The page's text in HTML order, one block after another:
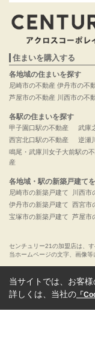
住まいを購入する
各地域の住まいを探す
尼崎市の不動産
芦屋市の不動産
伊丹市の不
川西市の不
各駅の住まいを探す
甲子園口駅の不動産
西宮北口駅の不動産
武庫
逆瀬
鳴尾・武庫川女子大前駅の
産
各地域・駅の新築戸建て
尼崎市の新築戸建て
伊丹市の新築戸建て
宝塚市の新築戸建て
川西
西宮市
芦屋市
センチュリー21の加盟店は、す
当ホームページの文字、画像
当サイトでは、お客
詳しくは、当社の 「